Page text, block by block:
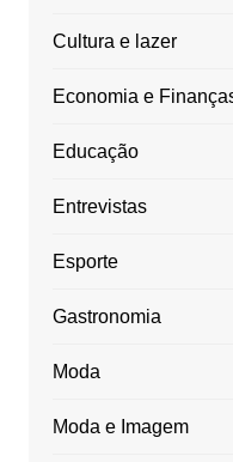
Cultura e lazer
Economia e
Educação
Entrevistas
Esporte
Gastronomia
Moda
Moda e Imagem